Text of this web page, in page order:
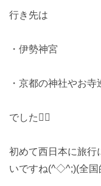
行き先は
・伊勢神宮
・京都の神社やお寺
でした🚶‍♂️
初めて西日本に旅行
いですね(^◇^;)(全国